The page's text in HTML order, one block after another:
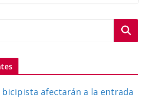
bicipista afectarán a la entrada